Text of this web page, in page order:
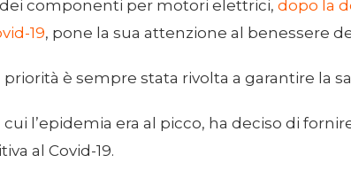
componenti per motori elettrici, dopo la
19, pone la sua attenzione al benessere
priorità è sempre stata rivolta a garantire la
l’epidemia era al picco, ha deciso di
al Covid-19.